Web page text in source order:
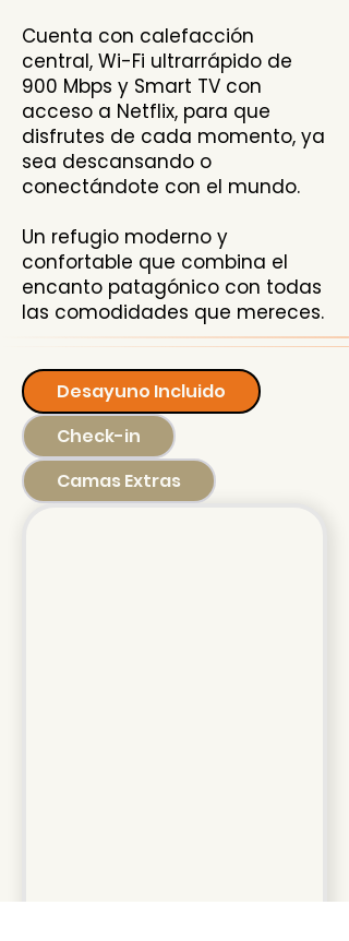
Cuenta con calefacción
central, Wi-Fi ultrarrápido de
900 Mbps y Smart TV con
acceso a Netflix, para que
disfrutes de cada momento, ya
sea descansando o
conectándote con el mundo.
Un refugio moderno y
confortable que combina el
encanto patagónico con todas
las comodidades que mereces.
Desayuno Incluido
Check-in
Camas Extras